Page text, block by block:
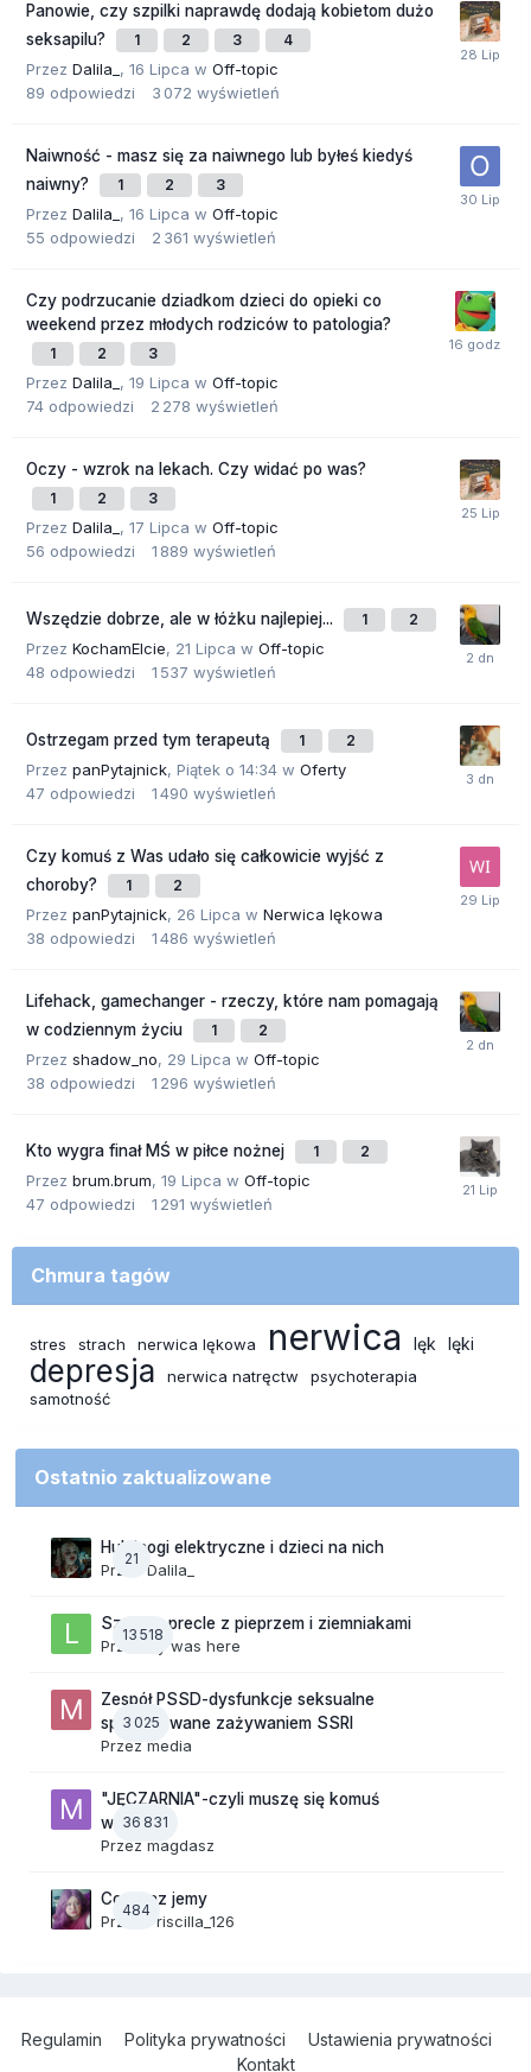
Panowie, czy szpilki naprawdę dodają kobietom dużo
seksapilu?
1 2 3 4
Przez Dalila_ , 16 Lipca w Off-topic
89 odpowiedzi 3 072 wyświetleń
Naiwność - masz się za naiwnego lub byłeś kiedyś
naiwny?
1 2 3
Przez Dalila_ , 16 Lipca w Off-topic
55 odpowiedzi 2 361 wyświetleń
Czy podrzucanie dziadkom dzieci do opieki co
weekend przez młodych rodziców to patologia?
1 2 3
Przez Dalila_ , 19 Lipca w Off-topic
74 odpowiedzi 2 278 wyświetleń
Oczy - wzrok na lekach. Czy widać po was?
1 2 3
Przez Dalila_ , 17 Lipca w Off-topic
56 odpowiedzi 1 889 wyświetleń
Wszędzie dobrze, ale w łóżku najlepiej... 1 2
Przez KochamElcie, 21 Lipca w Off-topic
48 odpowiedzi 1 537 wyświetleń
Ostrzegam przed tym terapeutą 1 2
Przez panPytajnick, Piątek o 14:34 w Oferty
47 odpowiedzi 1 490 wyświetleń
Czy komuś z Was udało się całkowicie wyjść z
choroby?
1 2
Przez panPytajnick, 26 Lipca w Nerwica lękowa
38 odpowiedzi 1 486 wyświetleń
Lifehack, gamechanger - rzeczy, które nam pomagają
w codziennym życiu
1 2
Przez shadow_no, 29 Lipca w Off-topic
38 odpowiedzi 1 296 wyświetleń
Kto wygra finał MŚ w piłce nożnej 1 2
Przez brum.brum, 19 Lipca w Off-topic
47 odpowiedzi 1 291 wyświetleń
Chmura tagów
stres strach nerwica lękowa nerwica lęk lęki
depresja nerwica natręctw
psychoterapia
samotność
Ostatnio zaktualizowane
21
Hulajnogi elektryczne i dzieci na nich
Przez Dalila_
13 518
Szalone precle z pieprzem i ziemniakami
Przez lily was here
3 025
Zespół PSSD-dysfunkcje seksualne
spowodowane zażywaniem SSRI
Przez media
36 831
"JĘCZARNIA"-czyli muszę się komuś
wyżalić!
Przez magdasz
484
Co teraz jemy
PrzezPriscilla_126
Regulamin Polityka prywatności
Ustawienia prywatności
Kontakt